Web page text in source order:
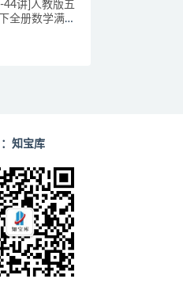
44讲]人教版五
全册数学满
知宝库